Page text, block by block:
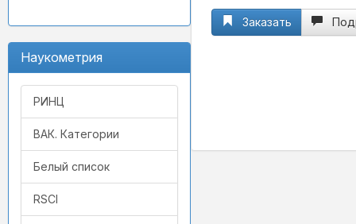
Наукометрия
РИНЦ
ВАК. Категории
Белый список
RSCI
Заказать